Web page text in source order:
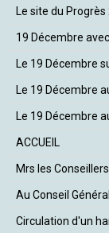
Le site du
19 Décembre
Le 19 Décembre
Le 19 Décembre
Le 19 Décembre
ACCUEIL
Mrs les
Au Conseil
Circulation d'un